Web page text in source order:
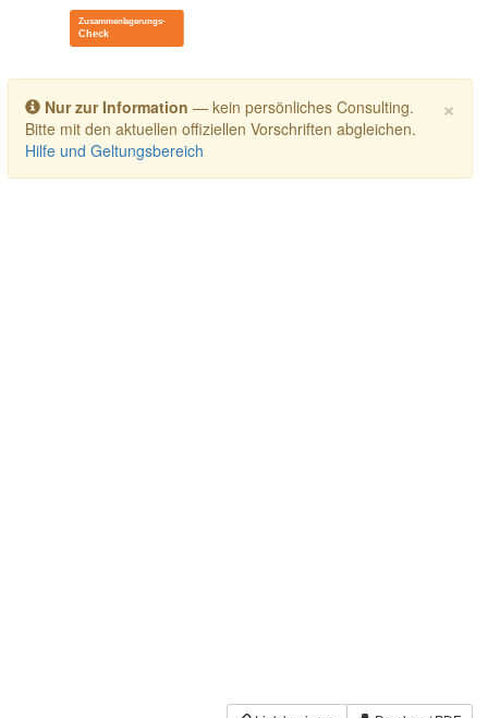
Toggle navigation
×
Nur zur Information — kein persönliches Consulting.
Bitte mit den aktuellen offiziellen Vorschriften abgleichen.
Hilfe und Geltungsbereich